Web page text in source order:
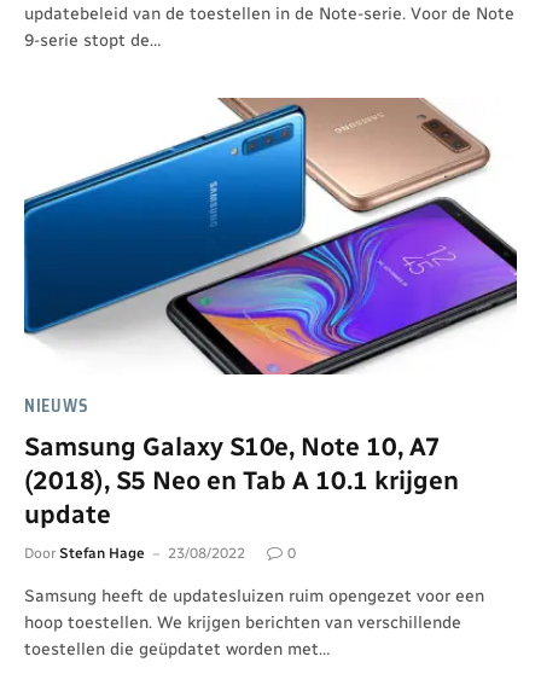
updatebeleid van de toestellen in de Note-serie. Voor de Note
9-serie stopt de…
NIEUWS
Samsung Galaxy S10e, Note 10, A7
(2018), S5 Neo en Tab A 10.1 krijgen
update
Door Stefan Hage 23/08/2022 0
Samsung heeft de updatesluizen ruim opengezet voor een
hoop toestellen. We krijgen berichten van verschillende
toestellen die geüpdatet worden met…